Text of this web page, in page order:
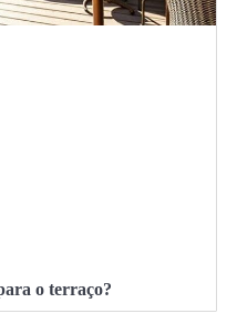
o terraço?